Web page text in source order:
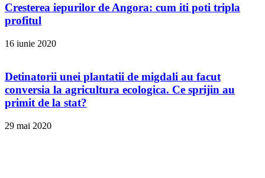
Cresterea iepurilor de Angora: cum iti poti tripla
profitul
16 iunie 2020
Detinatorii unei plantatii de migdali au facut
conversia la agricultura ecologica. Ce sprijin au
primit de la stat?
29 mai 2020